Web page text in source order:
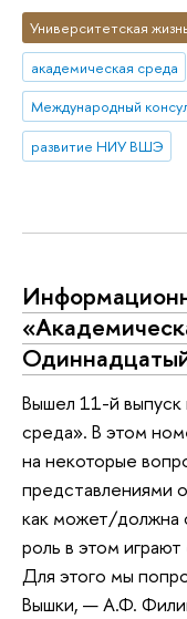
Университетская
академическая среда
развитие НИУ ВШЭ
Вышел 11-й
среда». В этом
на некоторые
представлениями
как может/должна
роль в этом
Для этого мы
Вышки, — А.Ф.